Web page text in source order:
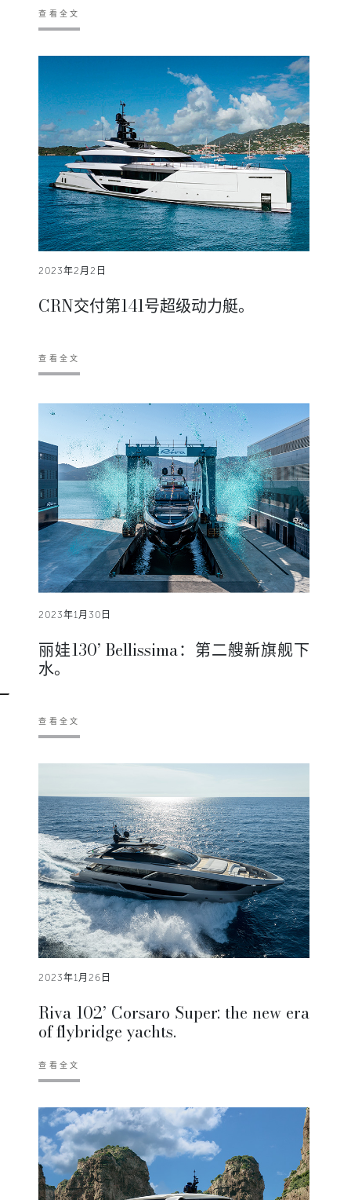
查看全文
2023年2月2日
CRN交付第141号超级动力艇。
查看全文
2023年1月30日
丽娃130’ Bellissima：第二艘新旗舰下
水。
查看全文
2023年1月26日
Riva 102’ Corsaro Super: the new era
of flybridge yachts.
查看全文